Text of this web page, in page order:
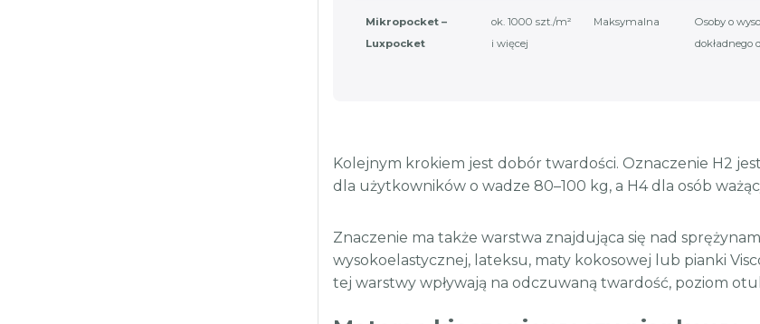
Mikropocket –
Luxpocket
ok. 1000 szt./m²
i więcej
Maksymalna
Osoby o
dokładnego
Kolejnym krokiem jest dobór twardości. Oznaczenie H2
dla użytkowników o wadze 80–100 kg, a H4 dla osób
Znaczenie ma także warstwa znajdująca się nad
wysokoelastycznej, lateksu, maty kokosowej lub pianki
tej warstwy wpływają na odczuwaną twardość, poziom